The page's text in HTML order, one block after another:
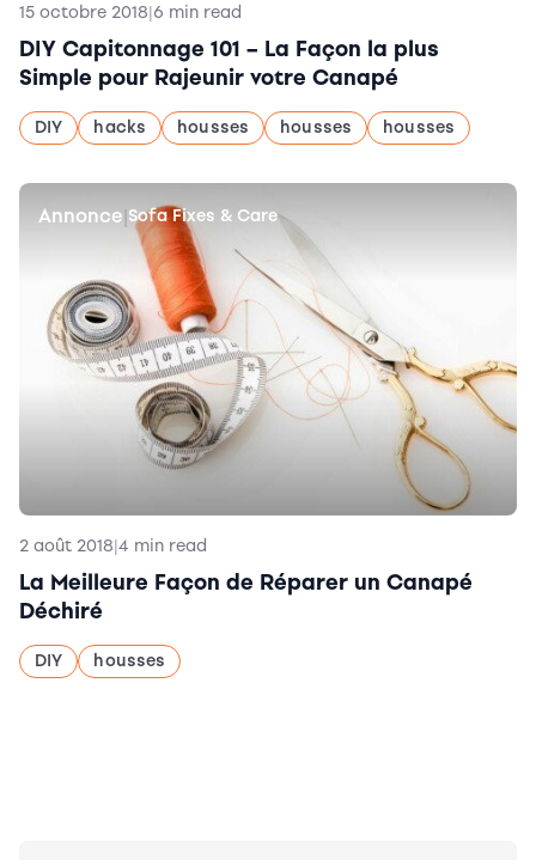
15 octobre 2018|6 min read
DIY Capitonnage 101 – La Façon la plus
Simple pour Rajeunir votre Canapé
DIY hacks housses housses housses
Annonce Sofa Fixes & Care
2 août 2018|4 min read
La Meilleure Façon de Réparer un Canapé
Déchiré
DIY housses